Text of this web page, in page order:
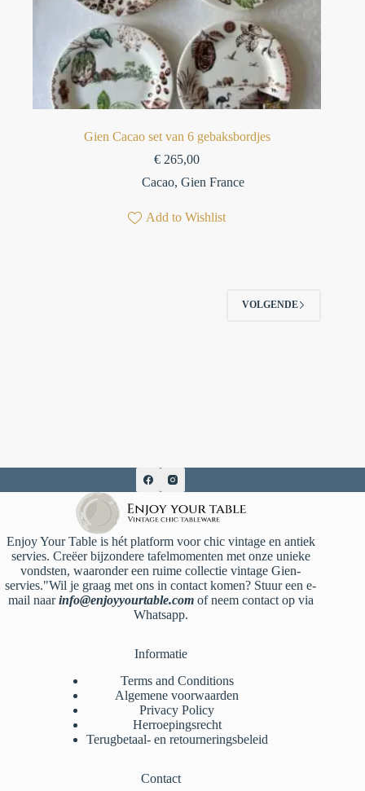
Gien Cacao set van 6 gebaksbordjes
€ 265,00
Cacao,Gien France
Add to Wishlist
VOLGENDE
Enjoy Your Table is hét platform voor chic vintage en antiek
servies. Creëer bijzondere tafelmomenten met onze unieke
vondsten, waaronder een ruime collectie vintage Gien-
servies."Wil je graag met ons in contact komen? Stuur een e-
mail naarinfo@enjoyyourtable.comof neem contact op via
Whatsapp.
Informatie
Terms and Conditions
Algemene voorwaarden
Privacy Policy
Herroepingsrecht
Terugbetaal- en retourneringsbeleid
Contact